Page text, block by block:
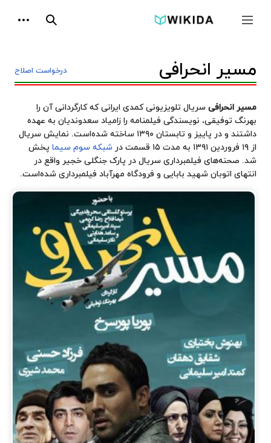
جمع و باز کردن نوار کناری جستجو
درخواست اصلاح مسیر انحرافی
مسیر انحرافی سریال تلویزیونی کمدی ایرانی که کارگردانی آن را
بهرنگ توفیقی، نویسندگی فیلمنامه را زامیاد سعدوندیان به عهده
داشتند و در پاییز و تابستان ۱۳۹۰ ساخته شده‌است. نمایش سریال
از ۱۹ فروردین ۱۳۹۱ به مدت ۱۵ قسمت در
شبکه سوم سیما پخش
شد. صحنه‌های فیلمبرداری سریال در پارک جنگلی خجیر واقع در
انتهای اتوبان شهید بابایی و فرودگاه مهرآباد فیلمبرداری شده‌است.